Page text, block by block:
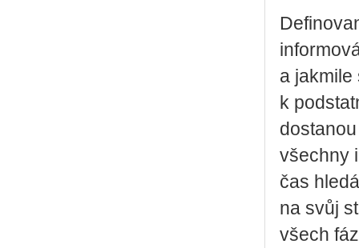
a jakmile
k
všechny
čas
na svůj
všech